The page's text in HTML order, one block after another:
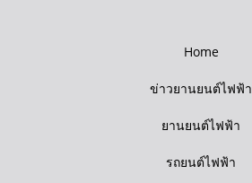
Home
ข่าวยานยนต์ไฟฟ้า
ยานยนต์ไฟฟ้า
รถยนต์ไฟฟ้า